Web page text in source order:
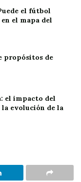
el fútbol
el mapa del
propósitos de
el impacto del
evolución de la